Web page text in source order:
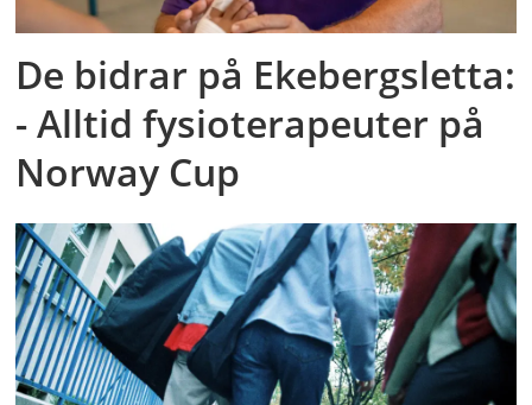
De bidrar på Ekebergsletta:
- Alltid fysioterapeuter på
Norway Cup